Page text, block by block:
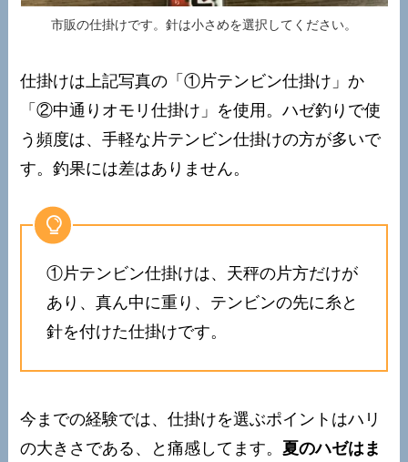
市販の仕掛けです。針は小さめを選択してください。
仕掛けは上記写真の「①片テンビン仕掛け」か
「②中通りオモリ仕掛け」を使用。ハゼ釣りで使
う頻度は、手軽な片テンビン仕掛けの方が多いで
す。釣果には差はありません。
①片テンビン仕掛けは、天秤の片方だけが
あり、真ん中に重り、テンビンの先に糸と
針を付けた仕掛けです。
今までの経験では、仕掛けを選ぶポイントはハリ
の大きさである、と痛感してます。夏のハゼはま